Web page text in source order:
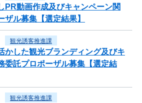
PR動画作成及びキャンペーン関
ザル募集【選定結果】
観光誘客推進課
かした観光ブランディング及びキ
委託プロポーザル募集【選定結
観光誘客推進課